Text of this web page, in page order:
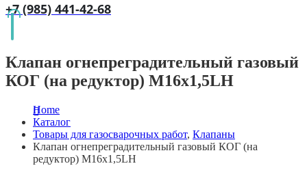
+7 (985) 441-42-68
Клапан огнепреградительный газовый
КОГ (на редуктор) М16х1,5LH
Home
Каталог
Товары для газосварочных работ, Клапаны
Клапан огнепреградительный газовый КОГ (на
редуктор) М16х1,5LH